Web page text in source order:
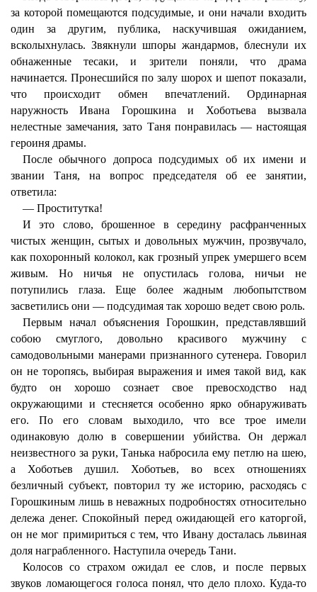
за которой помещаются подсудимые, и они начали входить
один за другим, публика, наскучившая ожиданием,
всколыхнулась. Звякнули шпоры жандармов, блеснули их
обнаженные тесаки, и зрители поняли, что драма
начинается. Пронесшийся по залу шорох и шепот показали,
что происходит обмен впечатлений. Ординарная
наружность Ивана Горошкина и Хоботьева вызвала
нелестные замечания, зато Таня понравилась — настоящая
героиня драмы.
После обычного допроса подсудимых об их имени и
звании Таня, на вопрос председателя об ее занятии,
ответила:
— Проститутка!
И это слово, брошенное в середину расфранченных
чистых женщин, сытых и довольных мужчин, прозвучало,
как похоронный колокол, как грозный упрек умершего всем
живым. Но ничья не опустилась голова, ничьи не
потупились глаза. Еще более жадным любопытством
засветились они — подсудимая так хорошо ведет свою роль.
Первым начал объяснения Горошкин, представлявший
собою смуглого, довольно красивого мужчину с
самодовольными манерами признанного сутенера. Говорил
он не торопясь, выбирая выражения и имея такой вид, как
будто он хорошо сознает свое превосходство над
окружающими и стесняется особенно ярко обнаруживать
его. По его словам выходило, что все трое имели
одинаковую долю в совершении убийства. Он держал
неизвестного за руки, Танька набросила ему петлю на шею,
а Хоботьев душил. Хоботьев, во всех отношениях
безличный субъект, повторил ту же историю, расходясь с
Горошкиным лишь в неважных подробностях относительно
дележа денег. Спокойный перед ожидающей его каторгой,
он не мог примириться с тем, что Ивану досталась львиная
доля награбленного. Наступила очередь Тани.
Колосов со страхом ожидал ее слов, и после первых
звуков ломающегося голоса понял, что дело плохо. Куда-то